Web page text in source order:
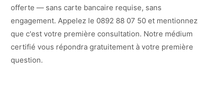
offerte — sans carte bancaire requise, sans
engagement. Appelez le 0892 88 07 50 et mentionnez
que c'est votre première consultation. Notre médium
certifié vous répondra gratuitement à votre première
question.